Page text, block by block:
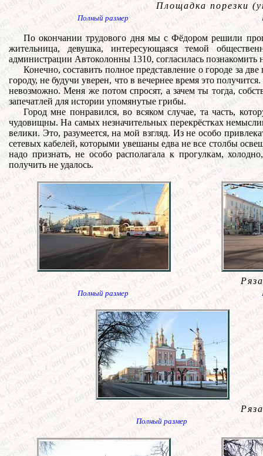
Площадка порезки
Полный размер
По окончании трудового дня мы с Фёдором решили
жительница, девушка, интересующаяся темой
администрации Автоколонны 1310, согласилась познакомить
Конечно, составить полное представление о городе за
городу, не будучи уверен, что в вечернее время это
невозможно. Меня же потом спросят, а зачем ты тогда,
запечатлей для истории упомянутые грибы.
Город мне понравился, во всяком случае, та часть,
чудовищны. На самых незначительных перекрёстках
велики. Это, разумеется, на мой взгляд. Из не особо
сетевых кабелей, которыми увешаны едва не все столбы
надо признать, не особо располагала к прогулкам,
получить не удалось.
Полный размер
Полный размер